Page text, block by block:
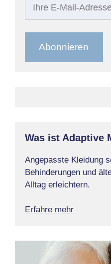
Abonnieren
Was ist Adaptive
Angepasste Kleidung
Behinderungen und
Alltag erleichtern.
Erfahre mehr